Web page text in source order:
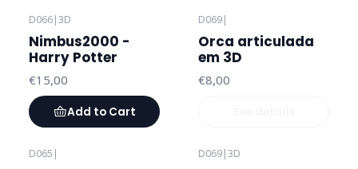
D066|3D
Nimbus2000 -
Harry Potter
€15,00
Add to Cart
D069|
Orca articulada
em 3D
€8,00
D065 | D069|3D